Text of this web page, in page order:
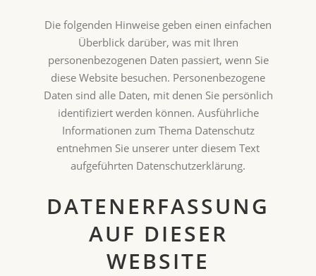
Die folgenden Hinweise geben einen einfachen
Überblick darüber, was mit Ihren
personenbezogenen Daten passiert, wenn Sie
diese Website besuchen. Personenbezogene
Daten sind alle Daten, mit denen Sie persönlich
identifiziert werden können. Ausführliche
Informationen zum Thema Datenschutz
entnehmen Sie unserer unter diesem Text
aufgeführten Datenschutzerklärung.
DATENERFASSUNG
AUF DIESER
WEBSITE